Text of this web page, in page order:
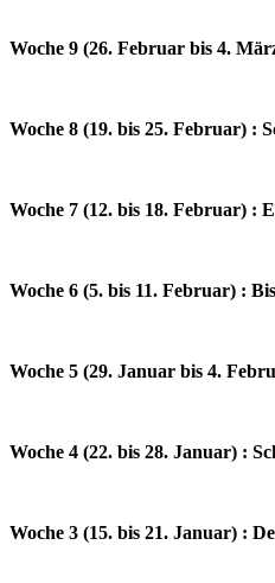
Woche 9 (26. Februar bis 4.
Woche 8 (19. bis 25. Februar) :
Woche 7 (12. bis 18. Februar) :
Woche 6 (5. bis 11. Februar) :
Woche 5 (29. Januar bis 4.
Woche 4 (22. bis 28. Januar) :
Woche 3 (15. bis 21. Januar) :